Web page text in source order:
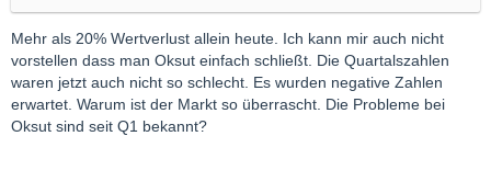
Mehr als 20% Wertverlust allein heute. Ich kann mir auch nicht
vorstellen dass man Oksut einfach schließt. Die Quartalszahlen
waren jetzt auch nicht so schlecht. Es wurden negative Zahlen
erwartet. Warum ist der Markt so überrascht. Die Probleme bei
Oksut sind seit Q1 bekannt?